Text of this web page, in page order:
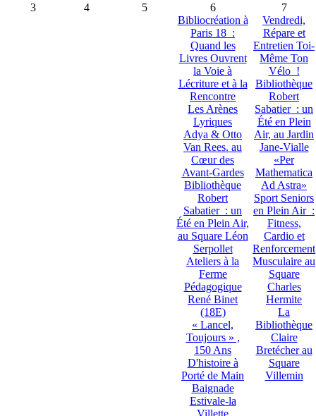
3
4 5
6
Bibliocréation à
Paris 18 :
Quand les
Livres Ouvrent
la Voie à
Lécriture et à la
Rencontre
Les Arènes
Lyriques
Adya & Otto
Van Rees. au
Cœur des
Avant-Gardes
Bibliothèque
Robert
Sabatier : un
Été en Plein Air,
au Square Léon
Serpollet
Ateliers à la
Ferme
Pédagogique
René Binet
(18E)
« Lancel,
Toujours » ,
150 Ans
D'histoire à
Porté de Main
Baignade
Estivale-la
Villette
7
Vendredi,
Répare et
Entretien Toi-
Même Ton
Vélo !
Bibliothèque
Robert
Sabatier : un
Été en Plein
Air, au Jardin
Jane-Vialle
«Per
Mathematica
Ad Astra»
Sport Seniors
en Plein Air :
Fitness,
Cardio et
Renforcement
Musculaire au
Square
Charles
Hermite
La
Bibliothèque
Claire
Bretécher au
Square
Villemin